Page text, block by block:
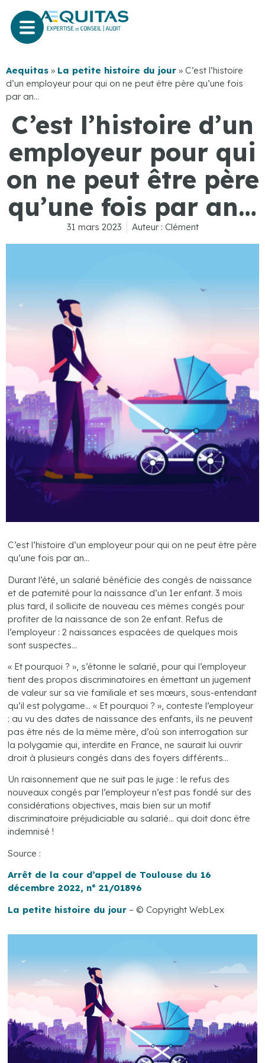
Aequitas » La petite histoire du jour » C’est l’histoire
d’un employeur pour qui on ne peut être père qu’une fois
par an…
C’est l’histoire d’un
employeur pour qui
on ne peut être père
qu’une fois par an…
31 mars 2023 Auteur : Clément
C’est l’histoire d’un employeur pour qui on ne peut être père
qu’une fois par an…
Durant l’été, un salarié bénéficie des congés de naissance
et de paternité pour la naissance d’un 1er enfant. 3 mois
plus tard, il sollicite de nouveau ces mêmes congés pour
profiter de la naissance de son 2e enfant. Refus de
l’employeur : 2 naissances espacées de quelques mois
sont suspectes…
« Et pourquoi ? », s’étonne le salarié, pour qui l’employeur
tient des propos discriminatoires en émettant un jugement
de valeur sur sa vie familiale et ses mœurs, sous-entendant
qu’il est polygame… « Et pourquoi ? », conteste l’employeur
: au vu des dates de naissance des enfants, ils ne peuvent
pas être nés de la même mère, d’où son interrogation sur
la polygamie qui, interdite en France, ne saurait lui ouvrir
droit à plusieurs congés dans des foyers différents…
Un raisonnement que ne suit pas le juge : le refus des
nouveaux congés par l’employeur n’est pas fondé sur des
considérations objectives, mais bien sur un motif
discriminatoire préjudiciable au salarié… qui doit donc être
indemnisé !
Source :
Arrêt de la cour d’appel de Toulouse du 16
décembre 2022, n° 21/01896
La petite histoire du jour – © Copyright WebLex